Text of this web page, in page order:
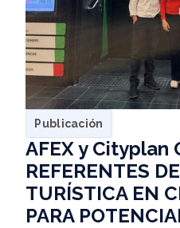
Publicación
AFEX y Cityplan
REFERENTES
TURÍSTICA EN
PARA